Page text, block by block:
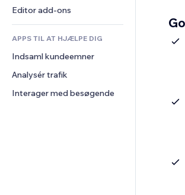
Lommeregnere
Søg
Vejr
Diagrammer og tabeller
Fællesskab
Anmeldelser og anbefalinger
CRM
Editor add-ons
APPS TIL AT HJÆLPE DIG
Indsaml kundeemner
Analysér trafik
Interager med besøgende